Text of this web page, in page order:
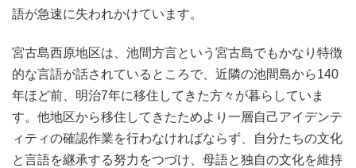
語が急速に失われかけています。
宮古島西原地区は、池間方言という宮古島でもかなり特徴
的な言語が話されているところで、近隣の池間島から140
年ほど前、明治7年に移住してきた方々が暮らしていま
す。他地区から移住してきたためより一層自己アイデンテ
ィティの確認作業を行わなければならず、自分たちの文化
と言語を継承する努力をつづけ、母語と独自の文化を維持